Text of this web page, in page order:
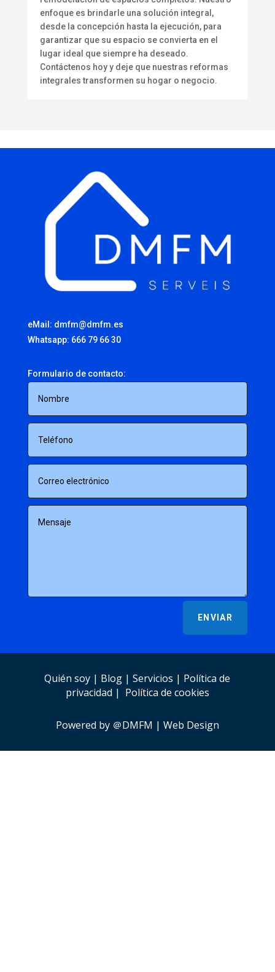
enfoque es brindarle una solución integral,
desde la concepción hasta la ejecución, para
garantizar que su espacio se convierta en el
lugar ideal que siempre ha deseado.
Contáctenos hoy y deje que nuestras reformas
integrales transformen su hogar o negocio.
eMail: dmfm@dmfm.es
Whatsapp: 666 79 66 30
Formulario de contacto:
ENVIAR
Quién soy | Blog |Servicios | Política de
privacidad | Política de cookies
Powered by ＠DMFM | Web Design